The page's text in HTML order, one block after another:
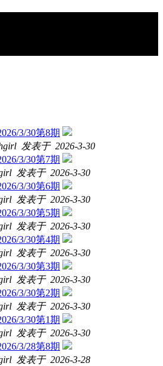
3/30第8期
发表于 2026-3-30
3/30第7期
发表于 2026-3-30
3/30第6期
发表于 2026-3-30
3/30第5期
发表于 2026-3-30
3/30第4期
发表于 2026-3-30
3/30第3期
发表于 2026-3-30
3/30第2期
发表于 2026-3-30
3/30第1期
发表于 2026-3-30
3/28第8期
发表于 2026-3-28